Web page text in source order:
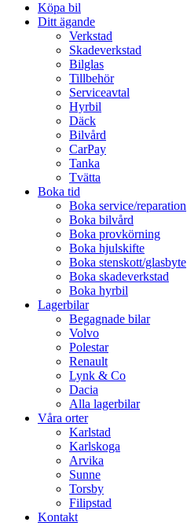
Köpa bil
Ditt ägande
Verkstad
Skadeverkstad
Bilglas
Tillbehör
Serviceavtal
Hyrbil
Däck
Bilvård
CarPay
Tanka
Tvätta
Boka tid
Boka service/reparation
Boka bilvård
Boka provkörning
Boka hjulskifte
Boka stenskott/glasbyte
Boka skadeverkstad
Boka hyrbil
Lagerbilar
Begagnade bilar
Volvo
Polestar
Renault
Lynk & Co
Dacia
Alla lagerbilar
Våra orter
Karlstad
Karlskoga
Arvika
Sunne
Torsby
Filipstad
Kontakt